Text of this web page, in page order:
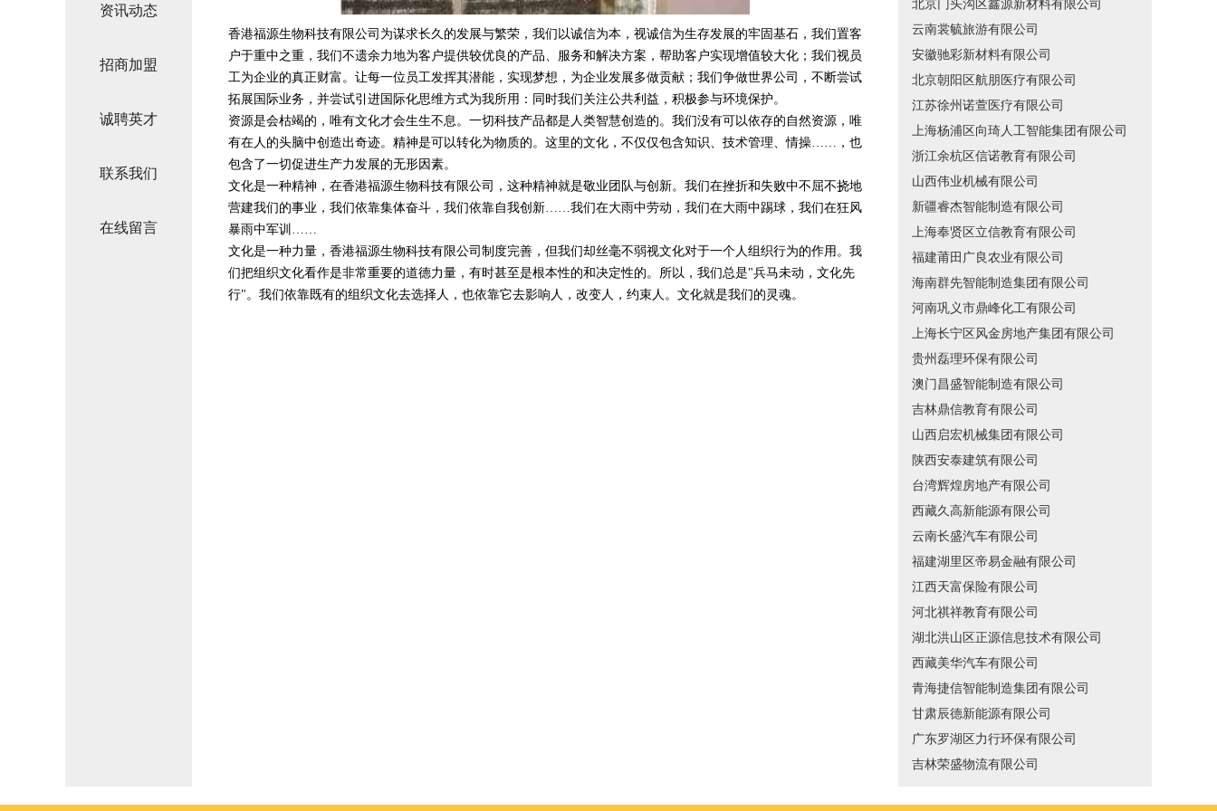
资讯动态
招商加盟
诚聘英才
联系我们
在线留言
香港福源生物科技有限公司为谋求长久的发展与繁荣，我们以诚信为本，视诚信为生存发展的牢固基石，我们置客
户于重中之重，我们不遗余力地为客户提供较优良的产品、服务和解决方案，帮助客户实现增值较大化；我们视员
工为企业的真正财富。让每一位员工发挥其潜能，实现梦想，为企业发展多做贡献；我们争做世界公司，不断尝试
拓展国际业务，并尝试引进国际化思维方式为我所用：同时我们关注公共利益，积极参与环境保护。
资源是会枯竭的，唯有文化才会生生不息。一切科技产品都是人类智慧创造的。我们没有可以依存的自然资源，唯
有在人的头脑中创造出奇迹。精神是可以转化为物质的。这里的文化，不仅仅包含知识、技术管理、情操……，也
包含了一切促进生产力发展的无形因素。
文化是一种精神，在香港福源生物科技有限公司，这种精神就是敬业团队与创新。我们在挫折和失败中不屈不挠地
营建我们的事业，我们依靠集体奋斗，我们依靠自我创新……我们在大雨中劳动，我们在大雨中踢球，我们在狂风
暴雨中军训……
文化是一种力量，香港福源生物科技有限公司制度完善，但我们却丝毫不弱视文化对于一个人组织行为的作用。我
们把组织文化看作是非常重要的道德力量，有时甚至是根本性的和决定性的。所以，我们总是"兵马未动，文化先
行"。我们依靠既有的组织文化去选择人，也依靠它去影响人，改变人，约束人。文化就是我们的灵魂。
北京门头沟区鑫源新材料有限公司
云南裳毓旅游有限公司
安徽驰彩新材料有限公司
北京朝阳区航朋医疗有限公司
江苏徐州诺萱医疗有限公司
上海杨浦区向琦人工智能集团有限公司
浙江余杭区信诺教育有限公司
山西伟业机械有限公司
新疆睿杰智能制造有限公司
上海奉贤区立信教育有限公司
福建莆田广良农业有限公司
海南群先智能制造集团有限公司
河南巩义市鼎峰化工有限公司
上海长宁区风金房地产集团有限公司
贵州磊理环保有限公司
澳门昌盛智能制造有限公司
吉林鼎信教育有限公司
山西启宏机械集团有限公司
陕西安泰建筑有限公司
台湾辉煌房地产有限公司
西藏久高新能源有限公司
云南长盛汽车有限公司
福建湖里区帝易金融有限公司
江西天富保险有限公司
河北祺祥教育有限公司
湖北洪山区正源信息技术有限公司
西藏美华汽车有限公司
青海捷信智能制造集团有限公司
甘肃辰德新能源有限公司
广东罗湖区力行环保有限公司
吉林荣盛物流有限公司